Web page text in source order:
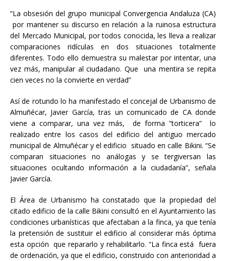
“La obsesión del grupo municipal Convergencia Andaluza (CA)
por mantener su discurso en relación a la ruinosa estructura
del Mercado Municipal, por todos conocida, les lleva a realizar
comparaciones ridículas en dos situaciones totalmente
diferentes. Todo ello demuestra su malestar por intentar, una
vez más, manipular al ciudadano. Que una mentira se repita
cien veces no la convierte en verdad”
Así de rotundo lo ha manifestado el concejal de Urbanismo de
Almuñécar, Javier García, tras un comunicado de CA donde
viene a comparar, una vez más, de forma “torticera” lo
realizado entre los casos del edificio del antiguo mercado
municipal de Almuñécar y el edificio situado en calle Bikini. “Se
comparan situaciones no análogas y se tergiversan las
situaciones ocultando información a la ciudadanía”, señala
Javier García.
El Área de Urbanismo ha constatado que la propiedad del
citado edificio de la calle Bikini consultó en el Ayuntamiento las
condiciones urbanísticas que afectaban a la finca, ya que tenía
la pretensión de sustituir el edificio al considerar más óptima
esta opción que repararlo y rehabilitarlo. “La finca está fuera
de ordenación, ya que el edificio, construido con anterioridad a